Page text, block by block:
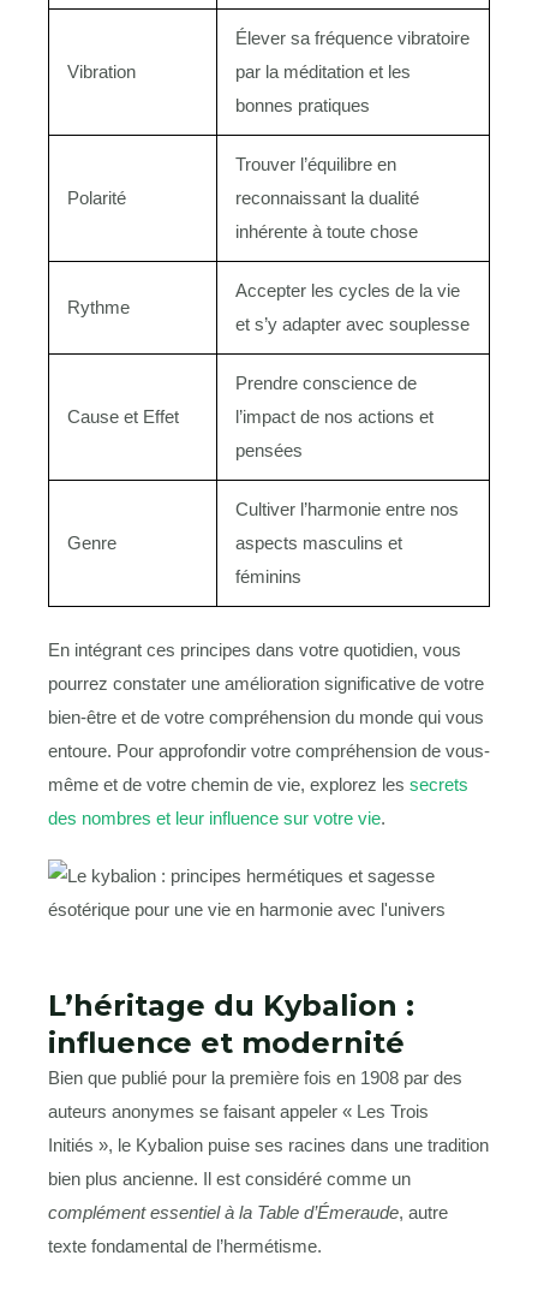
Vibration
Élever sa fréquence vibratoire
par la méditation et les
bonnes pratiques
Polarité
Trouver l’équilibre en
reconnaissant la dualité
inhérente à toute chose
Rythme
Accepter les cycles de la vie
et s’y adapter avec souplesse
Cause et Effet
Prendre conscience de
l’impact de nos actions et
pensées
Genre
Cultiver l’harmonie entre nos
aspects masculins et
féminins
En intégrant ces principes dans votre quotidien, vous
pourrez constater une amélioration significative de votre
bien-être et de votre compréhension du monde qui vous
entoure. Pour approfondir votre compréhension de vous-
même et de votre chemin de vie, explorez les secrets
des nombres et leur influence sur votre vie.
L’héritage du Kybalion :
influence et modernité
Bien que publié pour la première fois en 1908 par des
auteurs anonymes se faisant appeler « Les Trois
Initiés », le Kybalion puise ses racines dans une tradition
bien plus ancienne. Il est considéré comme un
complément essentiel à la Table d’Émeraude, autre
texte fondamental de l’hermétisme.